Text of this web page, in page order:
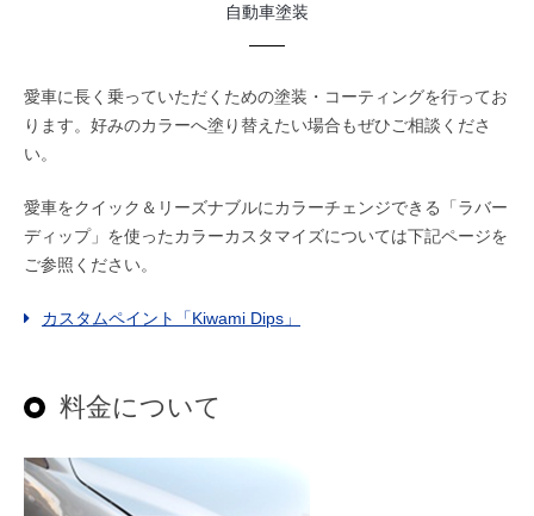
自動車塗装
愛車に長く乗っていただくための塗装・コーティングを行ってお
ります。好みのカラーへ塗り替えたい場合もぜひご相談くださ
い。
愛車をクイック＆リーズナブルにカラーチェンジできる「ラバー
ディップ」を使ったカラーカスタマイズについては下記ページを
ご参照ください。
カスタムペイント「Kiwami Dips」
料金について